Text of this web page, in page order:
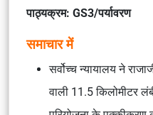
पाठ्यक्रम: GS3/पर्यावरण
समाचार में
सर्वोच्च न्यायालय ने
वाली 11.5 किलोमीटर